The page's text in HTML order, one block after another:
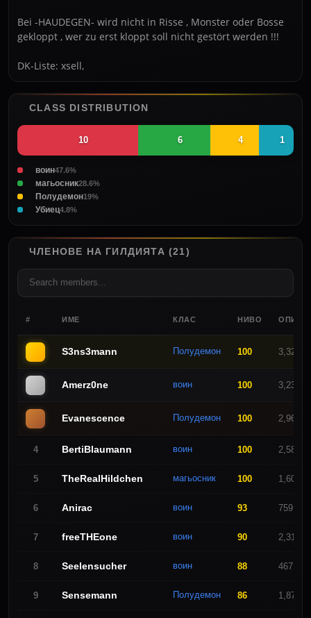
Bei -HAUDEGEN- wird nicht in Risse , Monster oder Bosse
gekloppt , wer zu erst kloppt soll nicht gestört werden !!!
CLASS DISTRIBUTION
10 6 4 1
воин47.6%
магьосник28.6%
Полудемон19%
Убиец4.8%
ЧЛЕНОВЕ НА ГИЛДИЯТА (21)
# ИМЕ КЛАС НИВО ОПИТ
S3ns3mann Полудемон 100
Amerz0ne воин 100
Evanescence Полудемон 100
4 BertiBlaumann воин 100
5 TheRealHildchen магьосник 100
6 Anirac воин 93
7 freeTHEone воин 90
8 Seelensucher воин 88
9 Sensemann Полудемон 86